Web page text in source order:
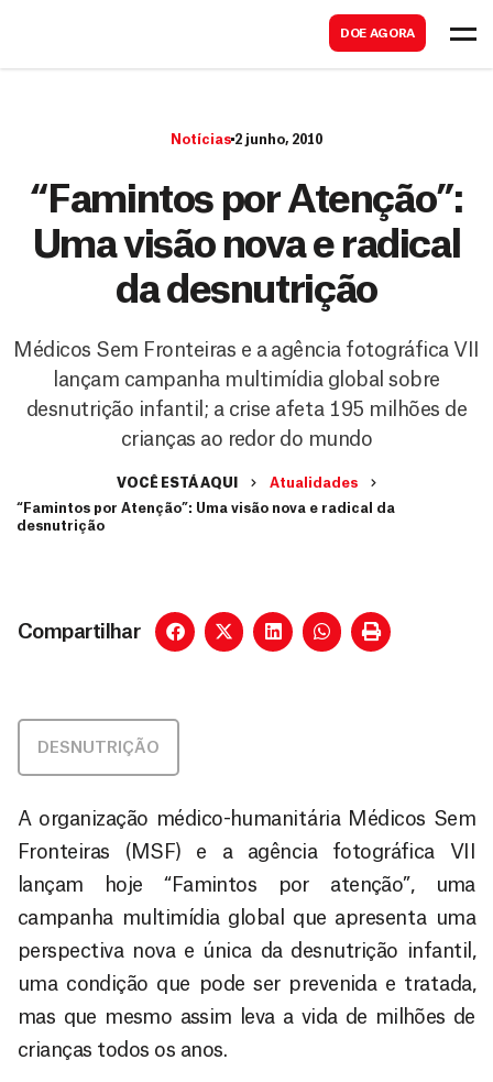
DOE AGORA
r
Notícias 2 junho, 2010
“Famintos por Atenção”:
Uma visão nova e radical
da desnutrição
Médicos Sem Fronteiras e a agência fotográfica VII
lançam campanha multimídia global sobre
desnutrição infantil; a crise afeta 195 milhões de
crianças ao redor do mundo
VOCÊ ESTÁ AQUI
Atualidades
“Famintos por Atenção”: Uma visão nova e radical da
desnutrição
Compartilhar
DESNUTRIÇÃO
A organização médico-humanitária Médicos Sem
Fronteiras (MSF) e a agência fotográfica VII
lançam hoje “Famintos por atenção”, uma
campanha multimídia global que apresenta uma
perspectiva nova e única da desnutrição infantil,
uma condição que pode ser prevenida e tratada,
mas que mesmo assim leva a vida de milhões de
crianças todos os anos.
a